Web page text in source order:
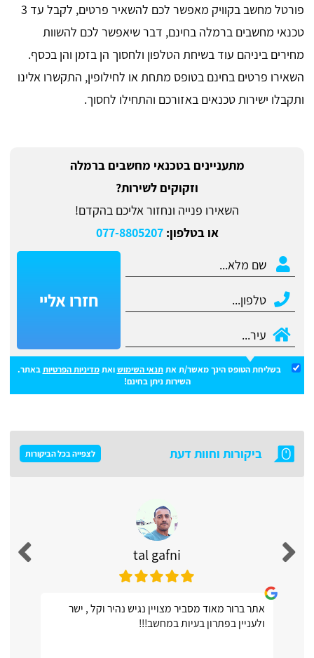
פורטל מחשב בקוויק מאפשר לכם להשאיר פרטים, לקבל עד 3
טכנאי מחשבים ברמלה בחינם, דבר שיאפשר לכם להשוות
מחירים ביניהם עוד בשיחת הטלפון ולחסוך הן בזמן והן בכסף.
השאירו פרטים בחינם בטופס מתחת או לחילופין, התקשרו אלינו
ותקבלו ישירות טכנאים באזורכם והתחילו לחסוך.
מתעניינים בטכנאי מחשבים ברמלה
וזקוקים לשירות?
השאירו פנייה ונחזור אליכם בהקדם!
או בטלפון:077-8805207
חזרו אליי
בשליחת הטופס הינך מאשר/ת אתתנאי השימושואתמדיניות הפרטיותבאתר.
השירות ניתן בחינם!
ביקורות וחוות דעת לצפייה בכל הביקורות
tal gafni
אתר ברור מאוד מסביר מצויין נגיש נהיר וקל , ישר
ולעניין בפתרון בעיות במחשב!!!